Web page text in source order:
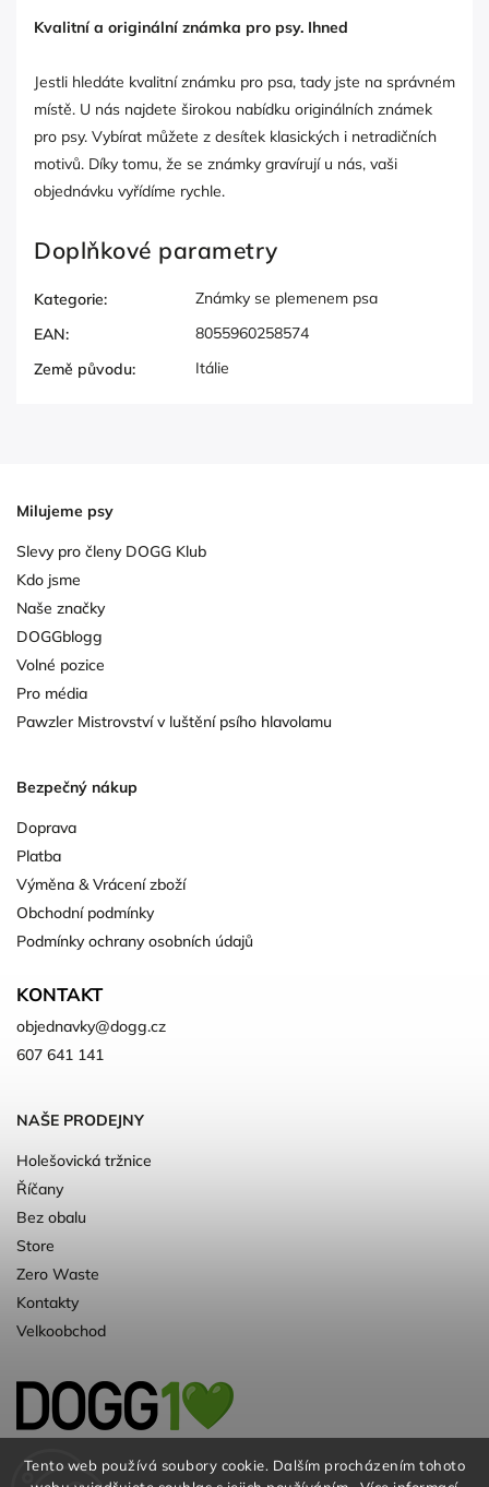
Tento web používá soubory cookie. Dalším procházením tohoto
Kvalitní a originální známka pro psy. Ihned
Jestli hledáte kvalitní známku pro psa, tady jste na správném
místě. U nás najdete širokou nabídku originálních známek
pro psy. Vybírat můžete z desítek klasických i netradičních
motivů. Díky tomu, že se známky gravírují u nás, vaši
objednávku vyřídíme rychle.
Doplňkové parametry
Kategorie:
Známky se plemenem psa
EAN:
8055960258574
Země původu: Itálie
Milujeme psy
Slevy pro členy DOGG Klub
Kdo jsme
Naše značky
DOGGblogg
Volné pozice
Pro média
Pawzler Mistrovství v luštění psího hlavolamu
Bezpečný nákup
Doprava
Platba
Výměna & Vrácení zboží
Obchodní podmínky
Podmínky ochrany osobních údajů
KONTAKT
objednavky@dogg.cz
607 641 141
NAŠE PRODEJNY
Holešovická tržnice
Říčany
Bez obalu
Store
Zero Waste
Kontakty
Velkoobchod
Kvalitní a ♻️eko chovatelské potřeby pro